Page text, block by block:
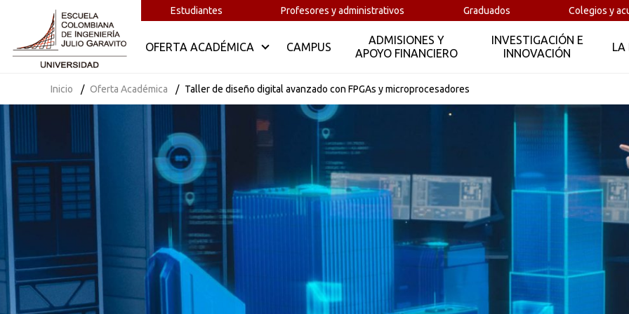
Estudiantes Profesores y administrativos Graduados Colegios y
OFERTA ACADÉMICA CAMPUS
ADMISIONES Y
APOYO FINANCIERO
INVESTIGACIÓN E
INNOVACIÓN
LA
Inicio Oferta Académica Taller de diseño digital avanzado con FPGAs y microprocesadores
de la Universidad Escuela Colombiana de Ingeniería Julio
digitales y microprocesadores e interfaces. Es experto en el
de programación y de software. Actualmente esEmbedded
Schlumberger, Stonehouse, en Reino Unido.